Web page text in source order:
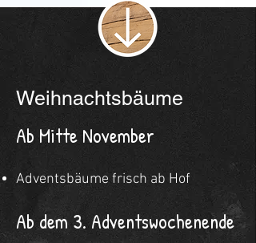
Weihnachtsbäume
Ab Mitte November
Adventsbäume frisch ab Hof
Ab dem 3. Adventswochenende